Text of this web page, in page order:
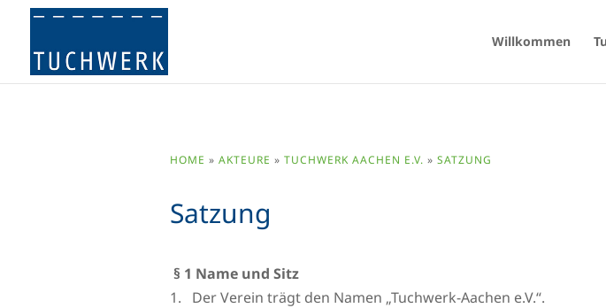
Willkommen
HOME » AKTEURE » TUCHWERK AACHEN E.V. » SATZUNG
Satzung
§ 1 Name und Sitz
1. Der Verein trägt den Namen „Tuchwerk-Aachen e.V.“.